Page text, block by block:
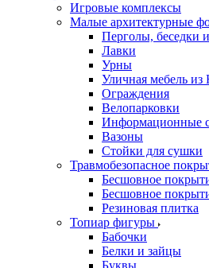
Игровые комплексы
Малые архитектурные
Перголы, беседки
Лавки
Урны
Уличная мебель из
Ограждения
Велопарковки
Информационные
Вазоны
Стойки для сушки
Травмобезопасное
Бесшовное
Бесшовное
Резиновая плитка
Топиар фигуры
Бабочки
Белки и зайцы
Буквы